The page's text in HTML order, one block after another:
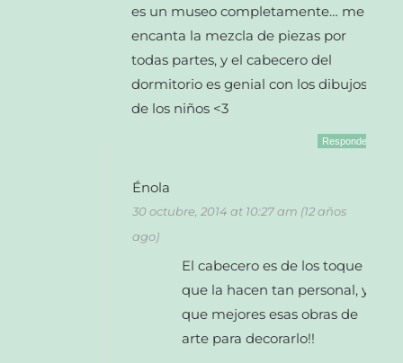
es un museo completamente… me
encanta la mezcla de piezas por
todas partes, y el cabecero del
dormitorio es genial con los dibujos
de los niños <3
Responder
Énola
30 octubre, 2014 at 10:27 am (12 años
ago)
El cabecero es de los toque
que la hacen tan personal, y
que mejores esas obras de
arte para decorarlo!!